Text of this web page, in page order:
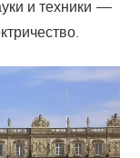
и техники —